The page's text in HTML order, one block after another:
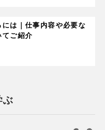
は｜仕事内容や必要な
ご紹介
ぶ